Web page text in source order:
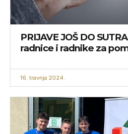
PRIJAVE JOŠ DO
radnice i radnike za
16. travnja 2024.